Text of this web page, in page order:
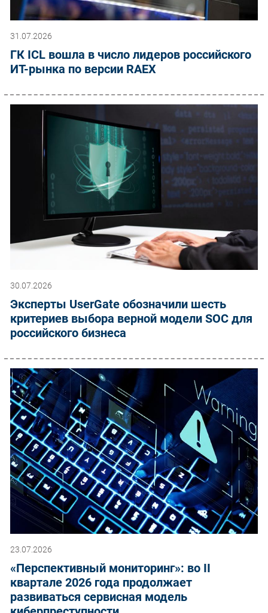
31.07.2026
ГК ICL вошла в число лидеров российского
ИТ-рынка по версии RAEX
30.07.2026
Эксперты UserGate обозначили шесть
критериев выбора верной модели SOC для
российского бизнеса
23.07.2026
«Перспективный мониторинг»: во II
квартале 2026 года продолжает
развиваться сервисная модель